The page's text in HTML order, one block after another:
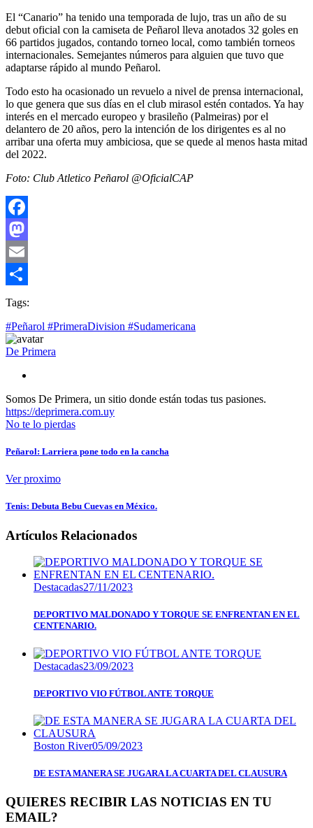
El “Canario” ha tenido una temporada de lujo, tras un año de su
debut oficial con la camiseta de Peñarol lleva anotados 32 goles en
66 partidos jugados, contando torneo local, como también torneos
internacionales. Semejantes números para alguien que tuvo que
adaptarse rápido al mundo Peñarol.
Todo esto ha ocasionado un revuelo a nivel de prensa internacional,
lo que genera que sus días en el club mirasol estén contados. Ya hay
interés en el mercado europeo y brasileño (Palmeiras) por el
delantero de 20 años, pero la intención de los dirigentes es al no
arribar una oferta muy ambiciosa, que se quede al menos hasta mitad
del 2022.
Foto: Club Atletico Peñarol @OficialCAP
Facebook
Mastodon
Email
Compartir
Tags:
#Peñarol #PrimeraDivision #Sudamericana
De Primera
Somos De Primera, un sitio donde están todas tus pasiones.
https://deprimera.com.uy
No te lo pierdas
Peñarol: Larriera pone todo en la cancha
Ver proximo
Tenis: Debuta Bebu Cuevas en México.
Artículos Relacionados
Destacadas27/11/2023
DEPORTIVO MALDONADO Y TORQUE SE ENFRENTAN EN EL
CENTENARIO.
Destacadas23/09/2023
DEPORTIVO VIO FÚTBOL ANTE TORQUE
Boston River05/09/2023
DE ESTA MANERA SE JUGARA LA CUARTA DEL CLAUSURA
QUIERES RECIBIR LAS NOTICIAS EN TU
EMAIL?